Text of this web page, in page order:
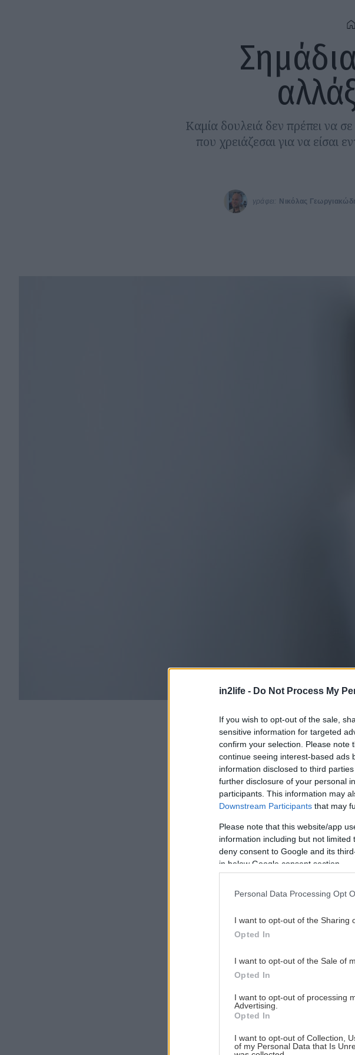
in2life - Do Not Process My
If you wish to opt-out of the sale,
sensitive information for targeted
confirm your selection. Please note
continue seeing interest-based ads
information disclosed to third
further disclosure of your personal
participants. This information may
Downstream Participants that may
Please note that this website/app
information including but not
deny consent to Google and its
in below Google consent section.
Personal Data Processing Opt
I want to opt-out of the Sharing
Opted In
I want to opt-out of the Sale of
Opted In
I want to opt-out of processing
Advertising.
Opted In
I want to opt-out of Collection,
of my Personal Data that Is
Καμία δουλειά δεν πρέπει να
που χρειάζεσαι για να είσαι
γράφει: Νικόλας